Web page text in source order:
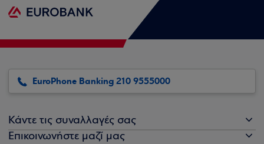
EuroPhone Banking 210 9555000
Κάντε τις συναλλαγές σας
Επικοινωνήστε μαζί μας